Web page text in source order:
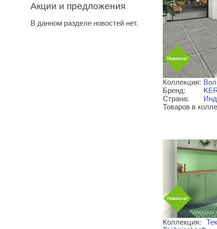
Акции и предложения
В данном разделе новостей нет.
Коллекция:
Бренд:
Страна:
Товаров в
Коллекция: